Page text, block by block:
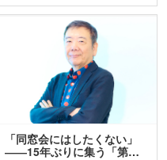
「同窓会にはしたくない」
――15年ぶりに集う「第…